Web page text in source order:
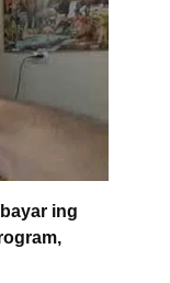
ing